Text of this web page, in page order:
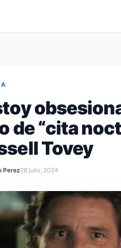
de “cita
Tovey
Perez28 julio, 2024